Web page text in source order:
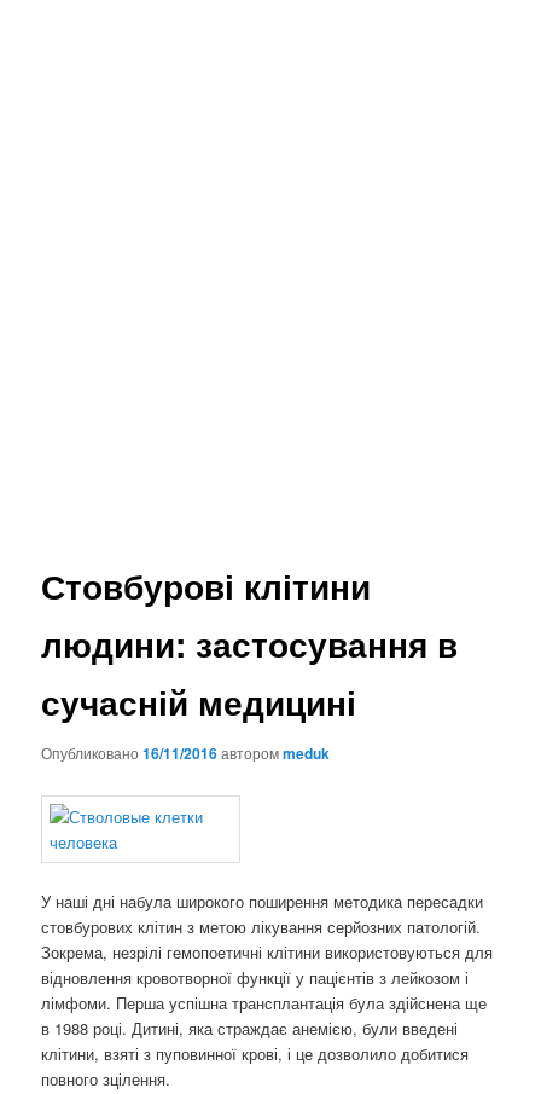
Стовбурові клітини
людини: застосування в
сучасній медицині
Опубликовано16/11/2016авторомmeduk
У наші дні набула широкого поширення методика пересадки
стовбурових клітин з метою лікування серйозних патологій.
Зокрема, незрілі гемопоетичні клітини використовуються для
відновлення кровотворної функції у пацієнтів з лейкозом і
лімфоми. Перша успішна трансплантація була здійснена ще
в 1988 році. Дитині, яка страждає анемією, були введені
клітини, взяті з пуповинної крові, і це дозволило добитися
повного зцілення.